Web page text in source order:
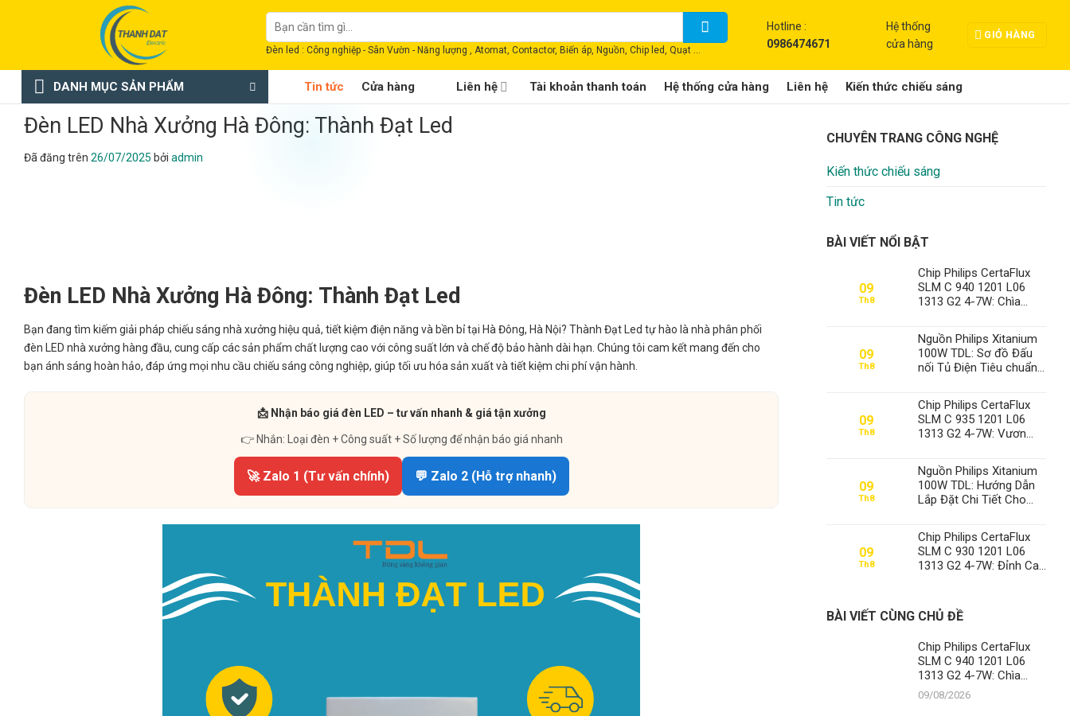
dung
Tìm
kiếm:
Đèn led : Công nghiệp - Sân Vườn - Năng lượng , Atomat, Contactor, Biến áp, Nguồn, Chip led, Quạt ...
Hotline :
0986474671
Hệ thống
cửa hàng
GIỎ HÀNG
DANH MỤC SẢN PHẨM Tin tức Cửa hàng Liên hệ Tài khoản thanh toán Hệ thống cửa hàng Liên hệ Kiến thức chiếu sáng
Đèn LED Nhà Xưởng Hà Đông: Thành Đạt Led
Đã đăng trên 26/07/2025 bởi admin
Đèn LED Nhà Xưởng Hà Đông: Thành Đạt Led
Bạn đang tìm kiếm giải pháp chiếu sáng nhà xưởng hiệu quả, tiết kiệm điện năng và bền bỉ tại Hà Đông, Hà Nội? Thành Đạt Led tự hào là nhà phân phối
đèn LED nhà xưởng hàng đầu, cung cấp các sản phẩm chất lượng cao với công suất lớn và chế độ bảo hành dài hạn. Chúng tôi cam kết mang đến cho
bạn ánh sáng hoàn hảo, đáp ứng mọi nhu cầu chiếu sáng công nghiệp, giúp tối ưu hóa sản xuất và tiết kiệm chi phí vận hành.
📩 Nhận báo giá đèn LED – tư vấn nhanh & giá tận xưởng
👉 Nhắn: Loại đèn + Công suất + Số lượng để nhận báo giá nhanh
🚀 Zalo 1 (Tư vấn chính) 💬 Zalo 2 (Hỗ trợ nhanh)
CHUYÊN TRANG CÔNG NGHỆ
Kiến thức chiếu sáng
Tin tức
BÀI VIẾT NỔI BẬT
09
Th8
Chip Philips CertaFlux
SLM C 940 1201 L06
1313 G2 4-7W: Chìa
Cao Tại Thành Đạt LED
09
Th8
Nguồn Philips Xitanium
100W TDL: Sơ đồ Đấu
nối Tủ Điện Tiêu chuẩn
Thành Đạt LED
09
Th8
Chip Philips CertaFlux
SLM C 935 1201 L06
1313 G2 4-7W: Vươn
Đại Cùng Thành Đạt LED
– Vị Thế Số 1 Không
Thể Xô Đổ
09
Th8
Nguồn Philips Xitanium
100W TDL: Hướng Dẫn
Lắp Đặt Chi Tiết Cho
LED
09
Th8
Chip Philips CertaFlux
SLM C 930 1201 L06
1313 G2 4-7W: Đỉnh Cao
BÀI VIẾT CÙNG CHỦ ĐỀ
Chip Philips CertaFlux
SLM C 940 1201 L06
1313 G2 4-7W: Chìa
Khóa Chiếu Sáng Đỉnh
Cao Tại Thành Đạt LED
09/08/2026